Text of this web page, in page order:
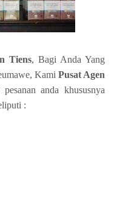
Tiens, Bagi Anda Yang
Kami Pusat Agen
anda khususnya
: